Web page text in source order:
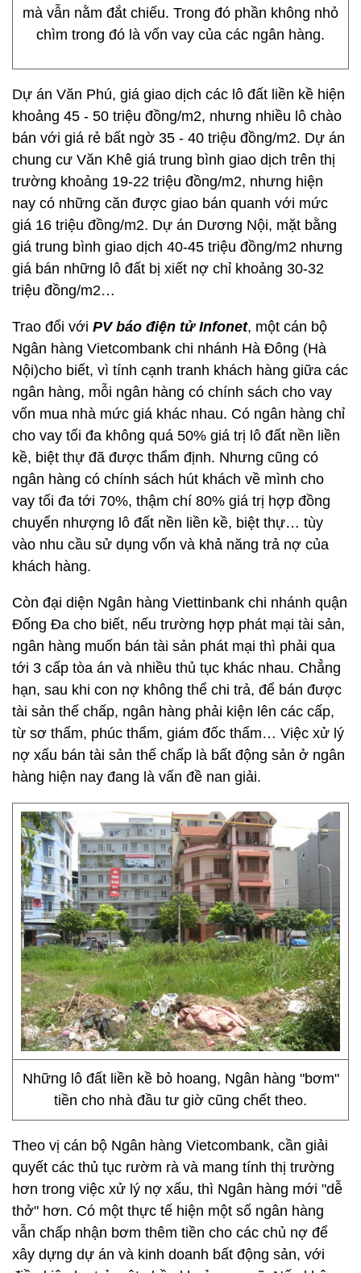
mà vẫn nằm đắt chiếu. Trong đó phần không nhỏ
chìm trong đó là vốn vay của các ngân hàng.
Dự án Văn Phú, giá giao dịch các lô đất liền kề hiện
khoảng 45 - 50 triệu đồng/m2, nhưng nhiều lô chào
bán với giá rẻ bất ngờ 35 - 40 triệu đồng/m2. Dự án
chung cư Văn Khê giá trung bình giao dịch trên thị
trường khoảng 19-22 triệu đồng/m2, nhưng hiện
nay có những căn được giao bán quanh với mức
giá 16 triệu đồng/m2. Dự án Dương Nội, mặt bằng
giá trung bình giao dịch 40-45 triệu đồng/m2 nhưng
giá bán những lô đất bị xiết nợ chỉ khoảng 30-32
triệu đồng/m2…
Trao đổi với PV báo điện tử Infonet, một cán bộ
Ngân hàng Vietcombank chi nhánh Hà Đông (Hà
Nội)cho biết, vì tính cạnh tranh khách hàng giữa các
ngân hàng, mỗi ngân hàng có chính sách cho vay
vốn mua nhà mức giá khác nhau. Có ngân hàng chỉ
cho vay tối đa không quá 50% giá trị lô đất nền liền
kề, biệt thự đã được thẩm định. Nhưng cũng có
ngân hàng có chính sách hút khách về mình cho
vay tối đa tới 70%, thậm chí 80% giá trị hợp đồng
chuyển nhượng lô đất nền liền kề, biệt thự… tùy
vào nhu cầu sử dụng vốn và khả năng trả nợ của
khách hàng.
Còn đại diện Ngân hàng Viettinbank chi nhánh quận
Đống Đa cho biết, nếu trường hợp phát mại tài sản,
ngân hàng muốn bán tài sản phát mại thì phải qua
tới 3 cấp tòa án và nhiều thủ tục khác nhau. Chẳng
hạn, sau khi con nợ không thể chi trả, để bán được
tài sản thế chấp, ngân hàng phải kiện lên các cấp,
từ sơ thẩm, phúc thẩm, giám đốc thẩm… Việc xử lý
nợ xấu bán tài sản thế chấp là bất động sản ở ngân
hàng hiện nay đang là vấn đề nan giải.
Những lô đất liền kề bỏ hoang, Ngân hàng "bơm"
tiền cho nhà đầu tư giờ cũng chết theo.
Theo vị cán bộ Ngân hàng Vietcombank, cần giải
quyết các thủ tục rườm rà và mang tính thị trường
hơn trong việc xử lý nợ xấu, thì Ngân hàng mới "dễ
thở" hơn. Có một thực tế hiện một số ngân hàng
vẫn chấp nhận bơm thêm tiền cho các chủ nợ để
xây dựng dự án và kinh doanh bất động sản, với